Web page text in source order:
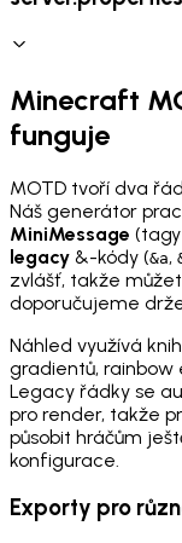
Minecraft
funguje
MOTD tvoří dva
Náš generátor
MiniMessage
legacy &-kódy (&a,
zvlášť, takže
doporučujeme
Náhled využívá
gradientů, rainbow
Legacy řádky se
pro render, takže
působit hráčům
konfigurace.
Exporty pro